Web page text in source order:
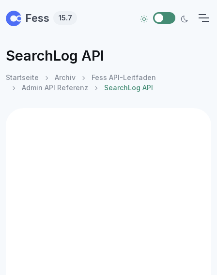
Fess 15.7
SearchLog API
Startseite Archiv
Fess API-Leitfaden
Admin API Referenz
SearchLog API